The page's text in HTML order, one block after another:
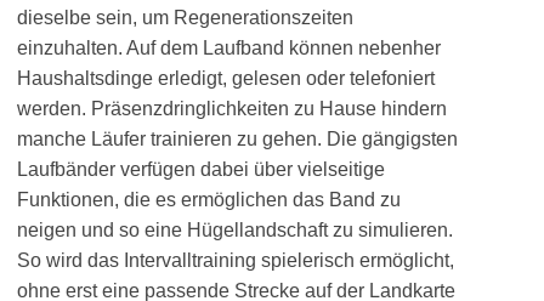
dieselbe sein, um Regenerationszeiten
einzuhalten. Auf dem Laufband können nebenher
Haushaltsdinge erledigt, gelesen oder telefoniert
werden. Präsenzdringlichkeiten zu Hause hindern
manche Läufer trainieren zu gehen. Die gängigsten
Laufbänder verfügen dabei über vielseitige
Funktionen, die es ermöglichen das Band zu
neigen und so eine Hügellandschaft zu simulieren.
So wird das Intervalltraining spielerisch ermöglicht,
ohne erst eine passende Strecke auf der Landkarte